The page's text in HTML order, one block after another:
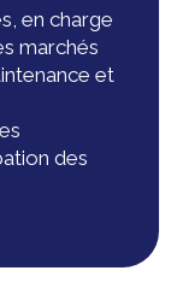
en charge
marchés
et
des